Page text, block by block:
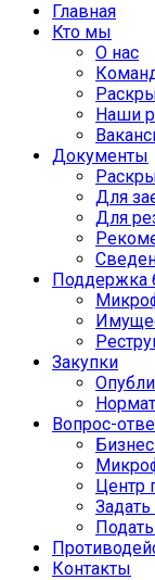
Главная
Кто мы
О нас
Наши
Документы
Для
Для
Поддержка
Закупки
Вопрос-
Центр
Контакты